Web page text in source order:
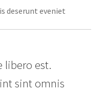
deserunt eveniet
libero est.
sint omnis